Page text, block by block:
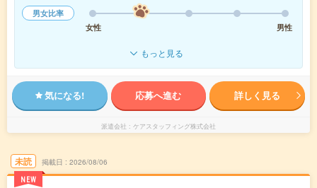
男女比率
女性
男性
もっと見る
気になる! 応募へ進む 詳しく見る
派遣会社 ケアスタッフィング株式会社
未読
NEW
掲載日 2026/08/06